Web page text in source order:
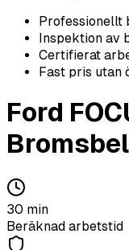
Professionellt
Inspektion av
Certifierat
Fast pris utan
Ford
30 min
Beräknad arbetstid